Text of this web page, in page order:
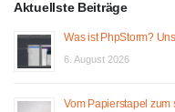
Aktuellste Beiträge
Was ist PhpStorm?
6. August 2026
Vom Papierstapel zum